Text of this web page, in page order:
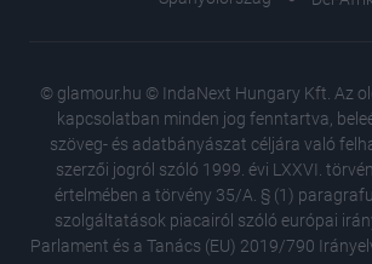
© glamour.hu © IndaNext Hungary Kft. Az
kapcsolatban minden jog fenntartva,
szöveg- és adatbányászat céljára való
szerzői jogról szóló 1999. évi LXXVI.
értelmében a törvény 35/A. § (1)
szolgáltatások piacairól szóló európai
Parlament és a Tanács (EU) 2019/790